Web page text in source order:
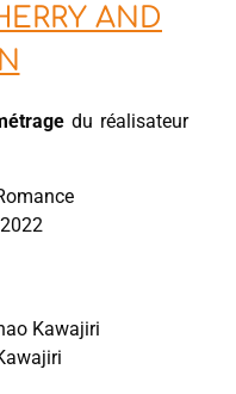
AND
du réalisateur
Kawajiri